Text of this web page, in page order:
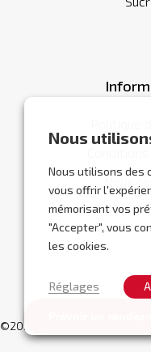
Nous
Nous utilisons des
vous offrir
mémorisant vos
"Accepter", vous
les cookies.
Réglages
Nous
©2026 Abracor.